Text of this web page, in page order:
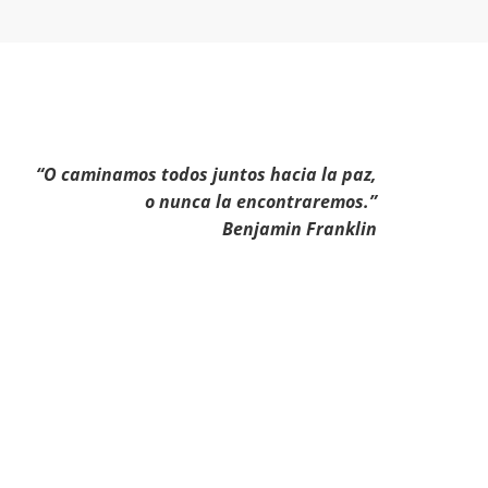
“O caminamos todos juntos hacia la paz,
o nunca la encontraremos.”
Benjamin Franklin